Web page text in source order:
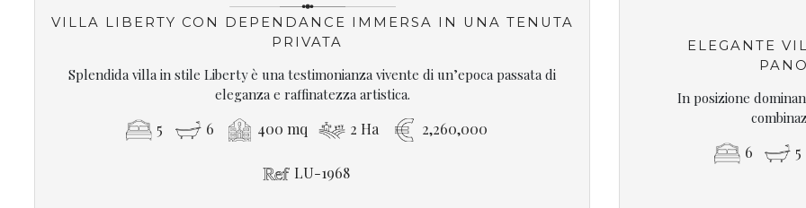
VILLA LIBERTY CON DEPENDANCE IMMERSA IN UNA TENUTA
PRIVATA
Splendida villa in stile Liberty è una testimonianza vivente di un’epoca passata di
eleganza e raffinatezza artistica.
5 6 400 mq 2 Ha 2,260,000
LU-1968
ELEGANTE
In posizione
6 5